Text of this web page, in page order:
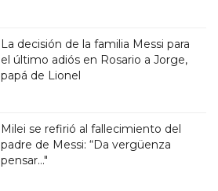
La decisión de la familia Messi para
el último adiós en Rosario a Jorge,
papá de Lionel
Milei se refirió al fallecimiento del
padre de Messi: “Da vergüenza
pensar..."